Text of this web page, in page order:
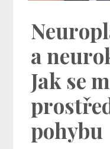
a
Jak se
pohybu